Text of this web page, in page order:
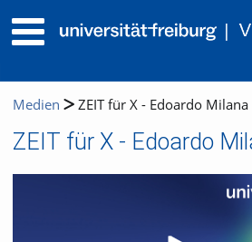
Medien ZEIT für X - Edoardo